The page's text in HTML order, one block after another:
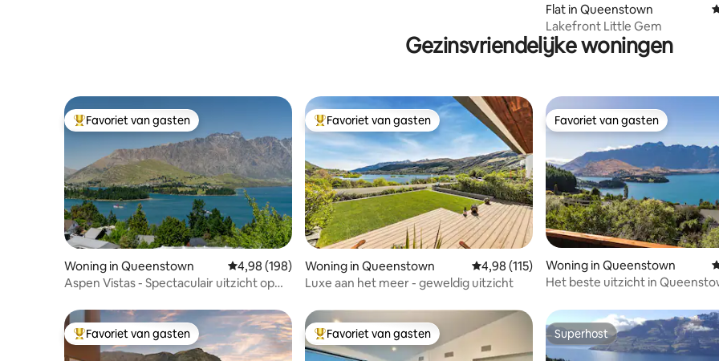
Flat in Queenstown
Lakefront Little Gem
Gezinsvriendelijke woningen
Topfavoriet van gasten
Favoriet van gasten
Woning in Queenstown Gemiddelde beoordeling van 4,98 op 5, 198 recensies
4,98 (198)
Aspen Vistas - Spectaculair uitzicht op
Topfavoriet van gasten
Favoriet van gasten
Woning in Queenstown Gemiddelde beoordeling van 4,98 op 5, 115
4,98 (115)
Luxe aan het meer - geweldig uitzicht
Favoriet van gasten
Favoriet van gasten
Woning in Queenstown
Het beste uitzicht in
Topfavoriet van gasten
Favoriet van gasten Topfavoriet van gasten
Favoriet van gasten Superhost
Superhost